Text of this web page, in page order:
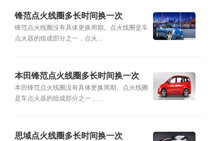
锋范点火线圈多长时间换一次
锋范点火线圈没有具体更换周期。点火线圈是车
点火器的组成部分之一，点火...
本田锋范点火线圈多长时间换一次
本田锋范点火线圈没有具体更换周期。点火线圈
是车点火器的组成部分之一，...
思域点火线圈多长时间换一次